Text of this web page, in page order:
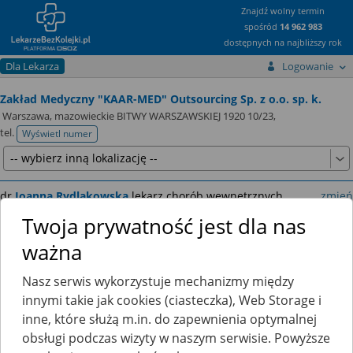
Znajdź wolny termin
spośród 14 962 983
dostępnych na najbliższy rok
Dla Lekarza Logowanie
Zakład Medyczny "KAAR-MED" Outsourcing Sp. z o.o. sp. k.
Warszawa, mazowieckie BITWY WARSZAWSKIEJ 1920 10/23,
tel. Wyświetl numer
telefonu
drJoanna Rydlakowska lekarz chorób wewnętrznych zmień
LEKARZ - SPECJALISTA CHORÓB WEWNĘTRZNYCH
Ten lekarz jeszcze nie udostępnia zamawiania recept przez
internet.
Twoja prywatność jest dla nas
ważna
Nasz serwis wykorzystuje mechanizmy między
innymi takie jak cookies (ciasteczka), Web Storage i
inne, które służą m.in. do zapewnienia optymalnej
obsługi podczas wizyty w naszym serwisie. Powyższe